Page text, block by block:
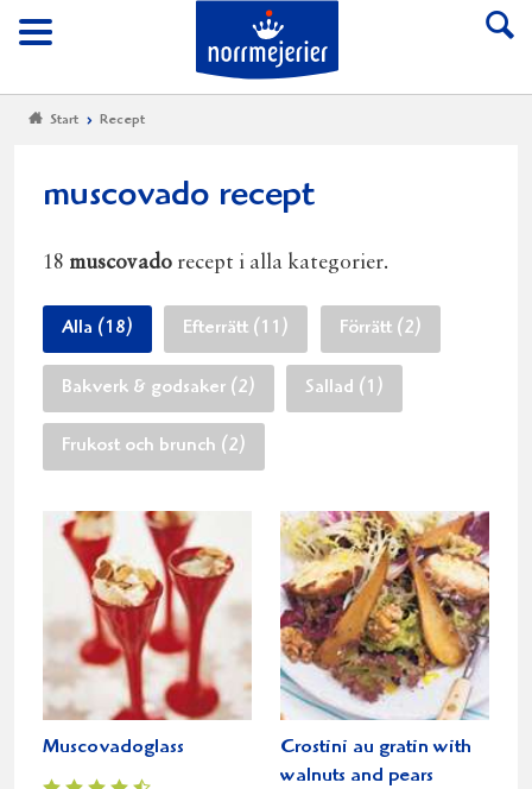
Meny
Till Norrmejerier
Start Recept
muscovado recept
18 muscovado recept i alla kategorier.
Alla (18) Efterrätt (11) Förrätt (2)
Bakverk & godsaker (2) Sallad (1)
Frukost och brunch (2)
Muscovadoglass
Crostini au gratin with
walnuts and pears